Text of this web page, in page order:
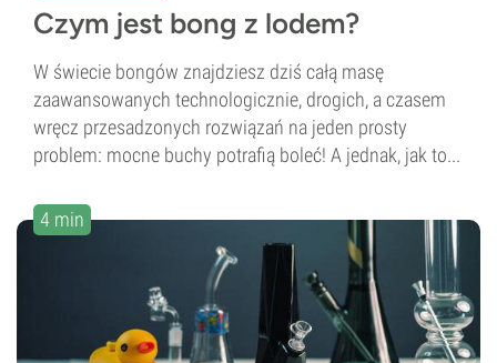
Czym jest bong z lodem?
W świecie bongów znajdziesz dziś całą masę
zaawansowanych technologicznie, drogich, a czasem
wręcz przesadzonych rozwiązań na jeden prosty
problem: mocne buchy potrafią boleć! A jednak, jak to...
4 min